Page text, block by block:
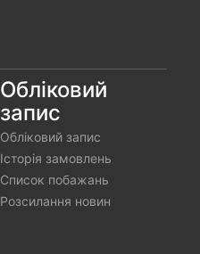
Обліковий
запис
Обліковий запис
Історія замовлень
Список побажань
Розсилання новин